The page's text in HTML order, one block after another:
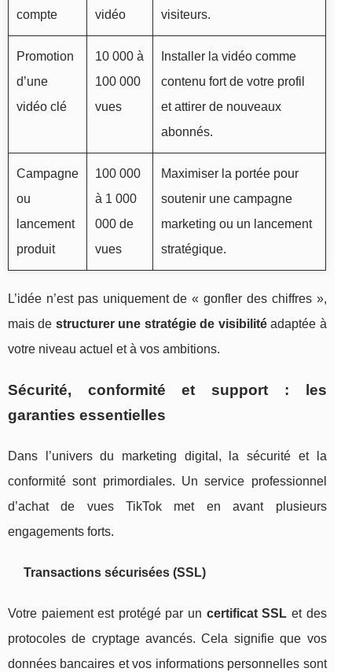
compte
vidéo
visiteurs.
Promotion
d’une
vidéo clé
10 000 à
100 000
vues
Installer la vidéo comme
contenu fort de votre profil
et attirer de nouveaux
abonnés.
Campagne
ou
lancement
produit
100 000
à 1 000
000 de
vues
Maximiser la portée pour
soutenir une campagne
marketing ou un lancement
stratégique.
L’idée n’est pas uniquement de « gonfler des chiffres »,
mais de structurer une stratégie de visibilitéadaptée à
votre niveau actuel et à vos ambitions.
Sécurité, conformité et support : les
garanties essentielles
Dans l’univers du marketing digital, la sécurité et la
conformité sont primordiales. Un service professionnel
d’achat de vues TikTok met en avant plusieurs
engagements forts.
Transactions sécurisées (SSL)
Votre paiement est protégé par un certificat SSL et des
protocoles de cryptage avancés. Cela signifie que vos
données bancaires et vos informations personnelles sont